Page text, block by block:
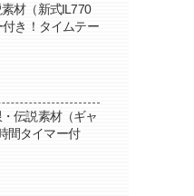
素材（新式IL770
き！タイムテー
・伝説素材（ギャ
間タイマー付